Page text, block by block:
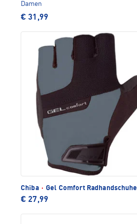
Damen
€ 31,99
Chiba · Gel Comfort Radhandschuhe
€ 27,99